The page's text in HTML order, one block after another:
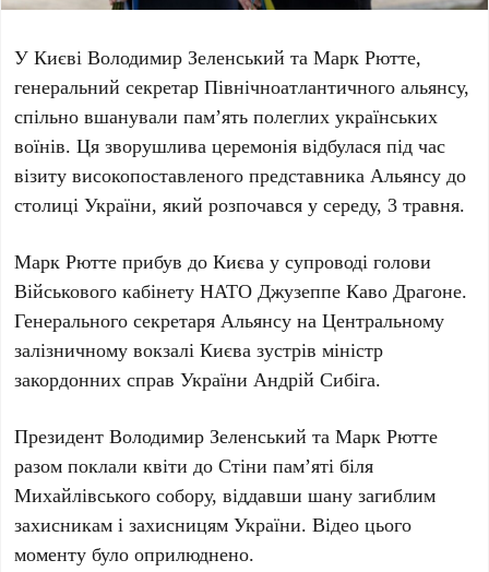
У КиєвіВолодимир Зеленський таМарк Рютте,
генеральний секретар Північноатлантичного альянсу,
спільно вшанували пам’ять полеглих українських
воїнів. Ця зворушлива церемонія відбулася під час
візиту високопоставленого представника Альянсу до
столиці України, який розпочавсяу середу, 3 травня.
Марк Рютте прибув до Києва у супроводі голови
Військового кабінетуНАТО Джузеппе Каво Драгоне.
Генерального секретаря Альянсу наЦентральному
залізничному вокзалі Києва зустрів міністр
закордонних справ УкраїниАндрій Сибіга.
Президент Володимир Зеленський таМарк Рютте
разом поклали квіти доСтіни пам’яті біля
Михайлівського собору, віддавши шану загиблим
захисникам і захисницям України. Відео цього
моменту було оприлюднено.